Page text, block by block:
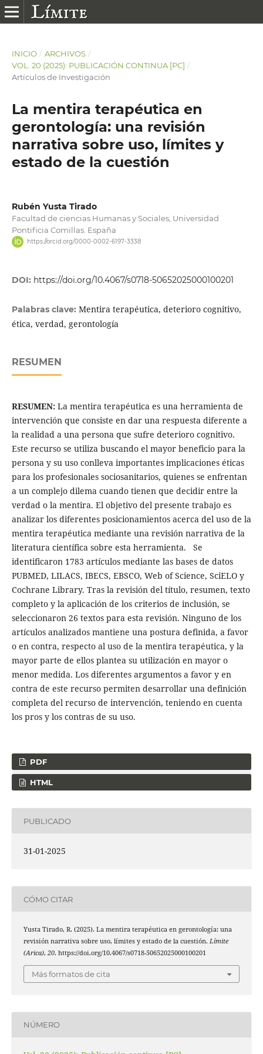
INICIO / ARCHIVOS /
VOL. 20 (2025): PUBLICACIÓN CONTINUA [PC] /
Artículos de Investigación
La mentira terapéutica en
gerontología: una revisión
narrativa sobre uso, límites y
estado de la cuestión
Rubén Yusta Tirado
Facultad de ciencias Humanas y Sociales, Universidad
Pontificia Comillas. España
https://orcid.org/0000-0002-6197-3338
DOI: https://doi.org/10.4067/s0718-50652025000100201
Palabras clave: Mentira terapéutica, deterioro cognitivo,
ética, verdad, gerontología
RESUMEN
RESUMEN: La mentira terapéutica es una herramienta de
intervención que consiste en dar una respuesta diferente a
la realidad a una persona que sufre deterioro cognitivo.
Este recurso se utiliza buscando el mayor beneficio para la
persona y su uso conlleva importantes implicaciones éticas
para los profesionales sociosanitarios, quienes se enfrentan
a un complejo dilema cuando tienen que decidir entre la
verdad o la mentira. El objetivo del presente trabajo es
analizar los diferentes posicionamientos acerca del uso de la
mentira terapéutica mediante una revisión narrativa de la
literatura científica sobre esta herramienta. Se
identificaron 1783 artículos mediante las bases de datos
PUBMED, LILACS, IBECS, EBSCO, Web of Science, SciELO y
Cochrane Library. Tras la revisión del título, resumen, texto
completo y la aplicación de los criterios de inclusión, se
seleccionaron 26 textos para esta revisión. Ninguno de los
artículos analizados mantiene una postura definida, a favor
o en contra, respecto al uso de la mentira terapéutica, y la
mayor parte de ellos plantea su utilización en mayor o
menor medida. Los diferentes argumentos a favor y en
contra de este recurso permiten desarrollar una definición
completa del recurso de intervención, teniendo en cuenta
los pros y los contras de su uso.
PDF
HTML
PUBLICADO
31-01-2025
CÓMO CITAR
Yusta Tirado, R. (2025). La mentira terapéutica en gerontología: una
revisión narrativa sobre uso, límites y estado de la cuestión. Límite
(Arica), 20. https://doi.org/10.4067/s0718-50652025000100201
Más formatos de cita
NÚMERO